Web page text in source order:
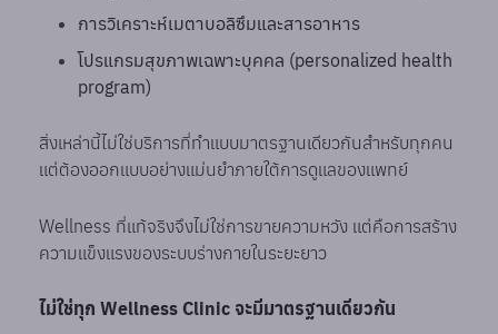
การวิเคราะห์เมตาบอลิซึมและสารอาหาร
โปรแกรมสุขภาพเฉพาะบุคคล (personalized health
program)
สิ่งเหล่านี้ไม่ใช่บริการที่ทำแบบมาตรฐานเดียวกันสำหรับทุกคน
แต่ต้องออกแบบอย่างแม่นยำภายใต้การดูแลของแพทย์
Wellness ที่แท้จริงจึงไม่ใช่การขายความหวัง แต่คือการสร้าง
ความแข็งแรงของระบบร่างกายในระยะยาว
ไม่ใช่ทุก Wellness Clinic จะมีมาตรฐานเดียวกัน